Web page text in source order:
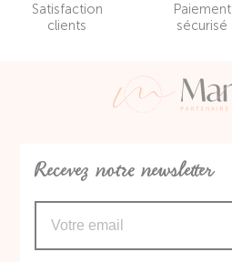
Satisfaction
clients
Paiement
sécurisé
Recevez notre newsletter